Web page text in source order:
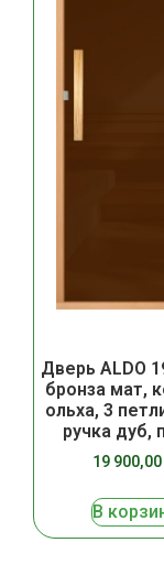
Дверь ALDO
бронза мат,
ольха, 3
ручка дуб,
19 900,00
В